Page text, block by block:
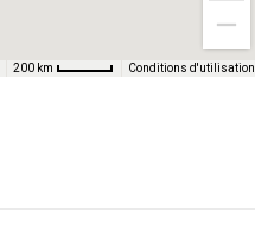
200 km Conditions d'utilisation